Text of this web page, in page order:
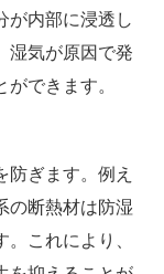
が内部に浸透し
湿気が原因で発
できます。
防ぎます。例え
の断熱材は防湿
これにより、